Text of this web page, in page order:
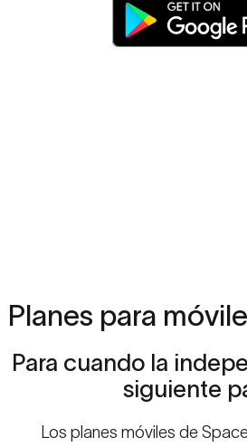
Planes para
Para cuando la
siguiente
Los planes móviles de